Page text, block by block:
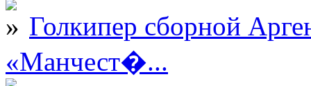
Голкипер сборной
«Манчест�...